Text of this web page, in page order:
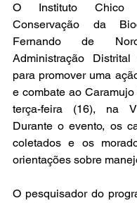
O Instituto Chico
Conservação da
Fernando de
Administração
para promover uma
e combate ao
terça-feira (16), na
Durante o evento, os
coletados e os
orientações sobre
O pesquisador do